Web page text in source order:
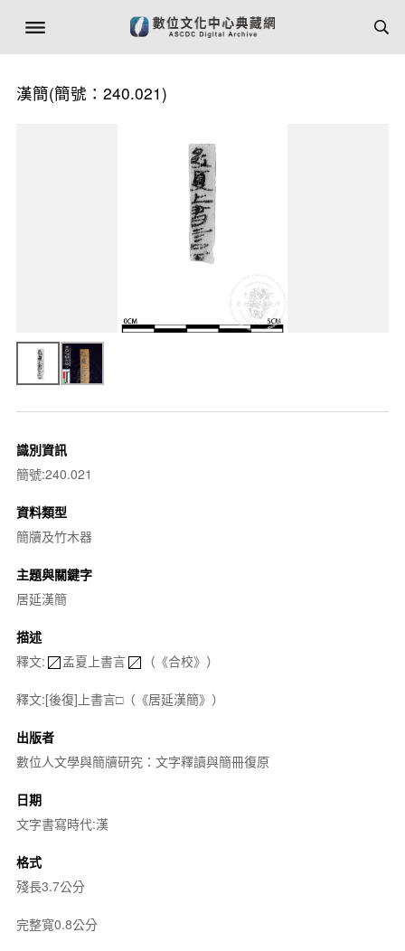
漢簡(簡號：240.021)
識別資訊
簡號:240.021
資料類型
簡牘及竹木器
主題與關鍵字
居延漢簡
描述
釋文:
孟夏上書言 （《合校》）
釋文:[後復]上書言□（《居延漢簡》）
出版者
數位人文學與簡牘研究：文字釋讀與簡冊復原
日期
文字書寫時代:漢
格式
殘長3.7公分
完整寬0.8公分